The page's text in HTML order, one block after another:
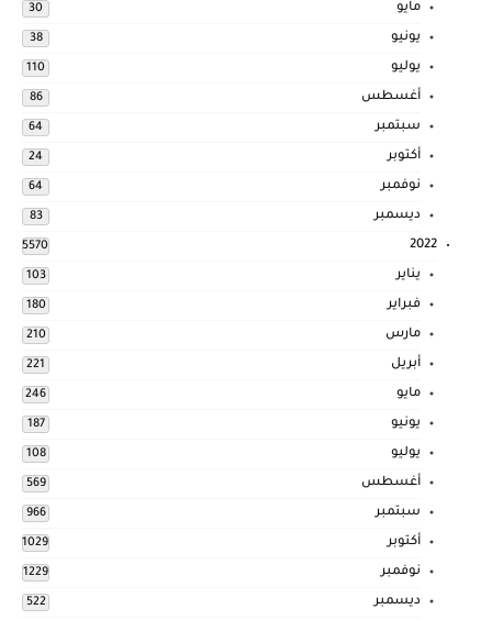
مايو 30
يونيو 38
يوليو 110
أغسطس 86
سبتمبر 64
أكتوبر 24
نوفمبر 64
ديسمبر 83
2022
5570
يناير 103
فبراير 180
مارس 210
أبريل 221
مايو 246
يونيو 187
يوليو 108
أغسطس 569
سبتمبر 966
أكتوبر 1029
نوفمبر 1229
ديسمبر 522